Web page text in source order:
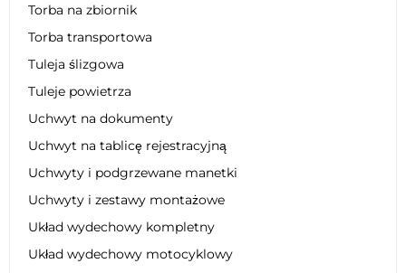
Torba na zbiornik
Torba transportowa
Tuleja ślizgowa
Tuleje powietrza
Uchwyt na dokumenty
Uchwyt na tablicę rejestracyjną
Uchwyty i podgrzewane manetki
Uchwyty i zestawy montażowe
Układ wydechowy kompletny
Układ wydechowy motocyklowy